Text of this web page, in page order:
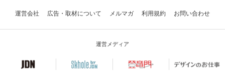
運営会社 広告・取材について メルマガ 利用規約 お問い合わせ
運営メディア